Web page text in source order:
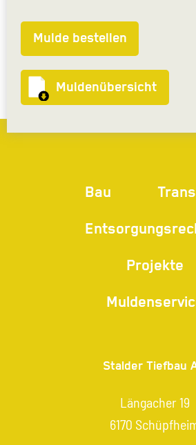
Mulde bestellen
Muldenübersicht
Bau
Projekte
Stalder Tiefbau
Längacher 19
6170